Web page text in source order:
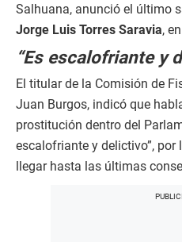
Salhuana, anunció el último
Jorge Luis Torres Saravia,
“Es escalofriante y
El titular de la Comisión de
Juan Burgos, indicó que
prostitución dentro del
escalofriante y delictivo”, por
llegar hasta las últimas